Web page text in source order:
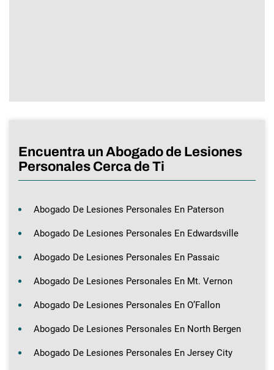
Encuentra un Abogado de Lesiones
Personales Cerca de Ti
Abogado De Lesiones Personales En Paterson
Abogado De Lesiones Personales En Edwardsville
Abogado De Lesiones Personales En Passaic
Abogado De Lesiones Personales En Mt. Vernon
Abogado De Lesiones Personales En O’Fallon
Abogado De Lesiones Personales En North Bergen
Abogado De Lesiones Personales En Jersey City